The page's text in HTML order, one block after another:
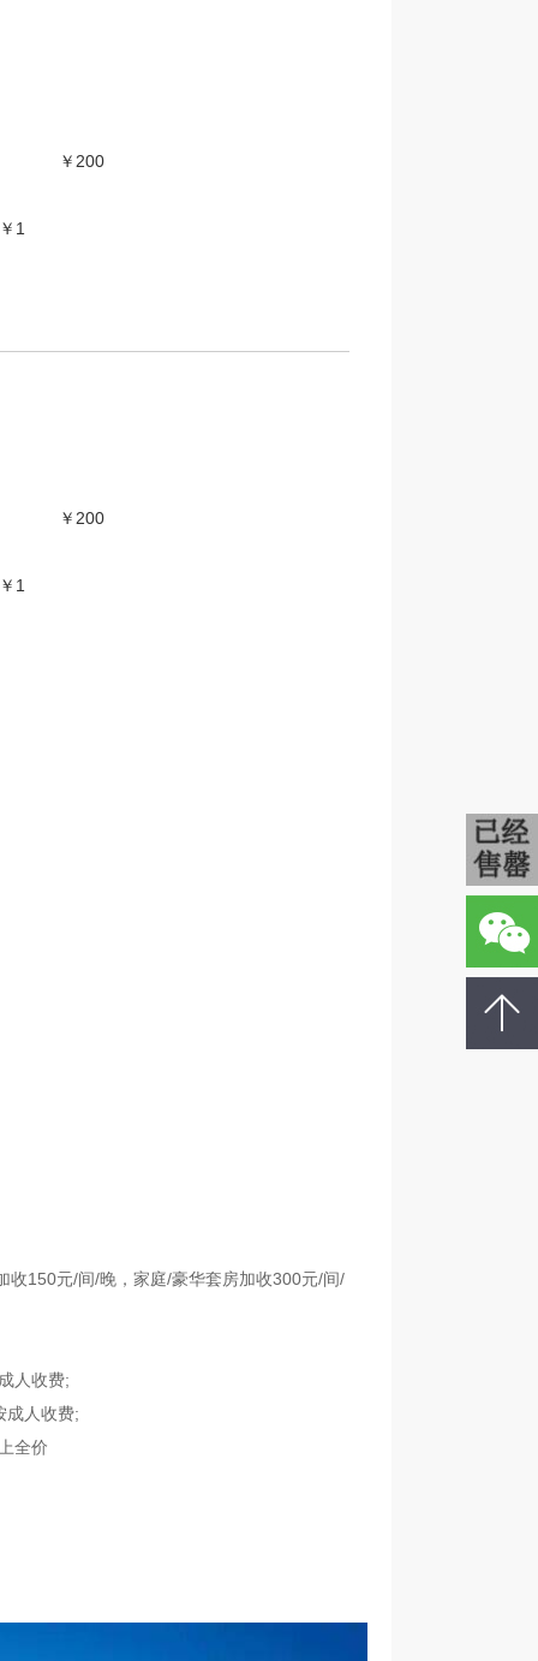
￥200
￥1
￥200
￥1
收150元/间/晚，家庭/豪华套房加收300元/间/
人收费;
成人收费;
全价
查